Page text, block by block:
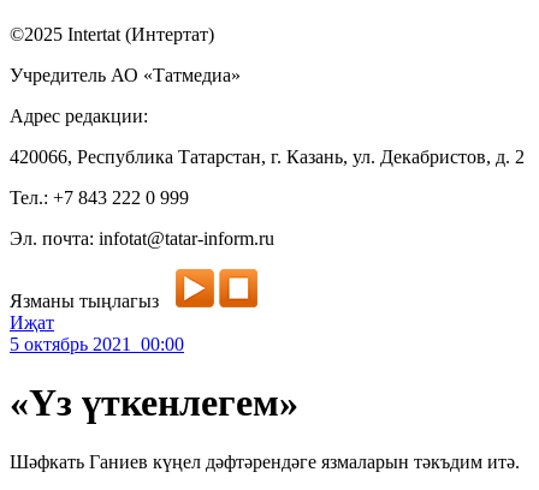
©2025 Intertat (Интертат)
Учредитель АО «Татмедиа»
Адрес редакции:
420066, Республика Татарстан, г. Казань, ул. Декабристов, д. 2
Тел.: +7 843 222 0 999
Эл. почта: infotat@tatar-inform.ru
Язманы тыңлагыз
Иҗат
5 октябрь 2021 00:00
«Үз үткенлегем»
Шәфкать Ганиев күңел дәфтәрендәге язмаларын тәкъдим итә.